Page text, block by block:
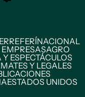
REFERÍNACIONAL
AGRO
ESPECTÁCULOS
Y LEGALES
ESTADOS UNIDOS